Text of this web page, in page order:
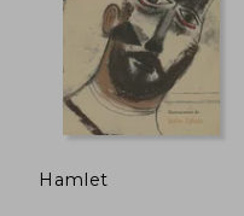
Hamlet